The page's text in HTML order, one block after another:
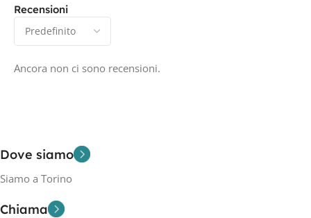
Recensioni
Ancora non ci sono recensioni.
Dove siamo
Siamo a Torino
Chiama